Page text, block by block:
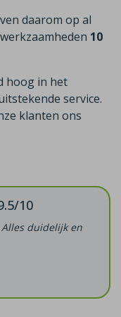
daarom op al
10
hoog in het
service.
klanten ons
10
duidelijk en